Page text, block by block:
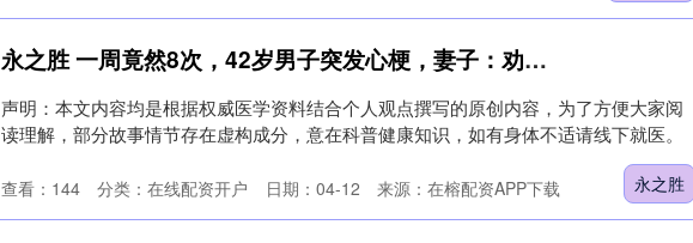
永之胜 一周竟然8次，42岁男子突发心梗，妻子：劝了很多次，就是不听
声明：本文内容均是根据权威医学资料结合个人观点撰写的原创内容，为了方便大家阅
读理解，部分故事情节存在虚构成分，意在科普健康知识，如有身体不适请线下就医。
永之胜
日期：04-12 来源：在榕配资APP下载
查看： 144 分类： 在线配资开户